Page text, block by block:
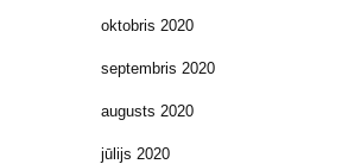
oktobris 2020
septembris 2020
augusts 2020
jūlijs 2020